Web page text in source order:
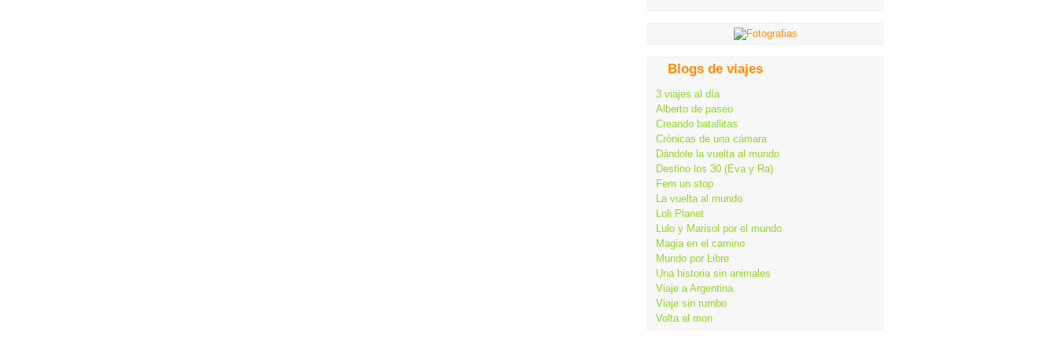
Blogs de viajes
3 viajes al día
Alberto de paseo
Creando batallitas
Crónicas de una cámara
Dándole la vuelta al mundo
Destino los 30 (Eva y Ra)
Fem un stop
La vuelta al mundo
Loli Planet
Lulo y Marisol por el mundo
Magia en el camino
Mundo por Libre
Una historia sin animales
Viaje a Argentina
Viaje sin rumbo
Volta al mon